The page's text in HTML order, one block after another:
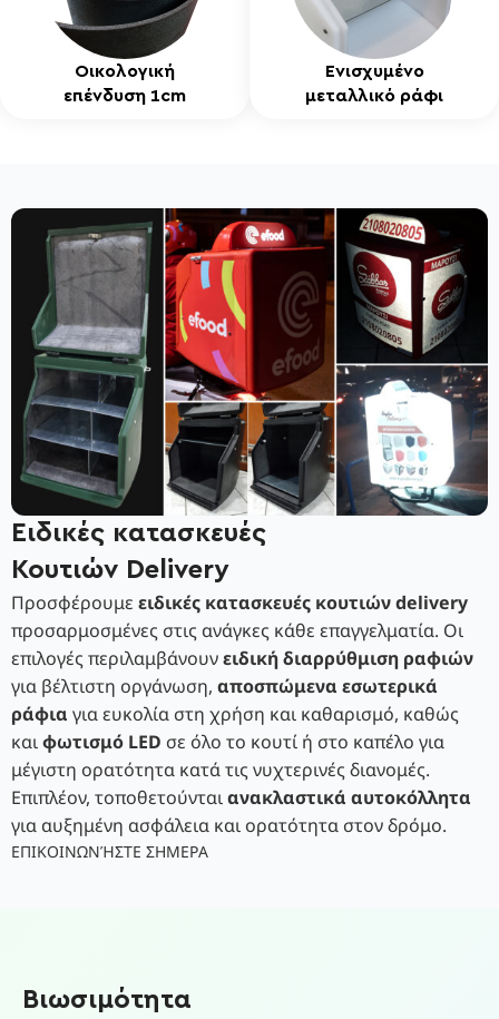
Οικολογική
επένδυση 1cm
Ενισχυμένο
μεταλλικό ράφι
Ειδικές κατασκευές
Κουτιών Delivery
Προσφέρουμε ειδικές κατασκευές κουτιών delivery
προσαρμοσμένες στις ανάγκες κάθε επαγγελματία. Οι
επιλογές περιλαμβάνουνειδική διαρρύθμιση ραφιών
για βέλτιστη οργάνωση, αποσπώμενα εσωτερικά
ράφια για ευκολία στη χρήση και καθαρισμό, καθώς
καιφωτισμό LED σε όλο το κουτί ή στο καπέλο για
μέγιστη ορατότητα κατά τις νυχτερινές διανομές.
Επιπλέον, τοποθετούνταιανακλαστικά αυτοκόλλητα
για αυξημένη ασφάλεια και ορατότητα στον δρόμο.
ΕΠΙΚΟΙΝΩΝΉΣΤΕ ΣΗΜΕΡΑ
Βιωσιμότητα